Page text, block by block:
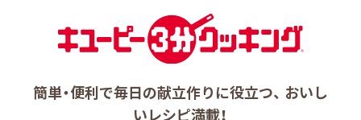
簡単・便利で毎日の献立作りに役立つ、 おいし
いレシピ満載！